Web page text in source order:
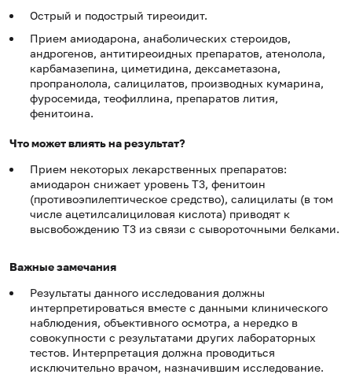
Острый и подострый тиреоидит.
Прием амиодарона, анаболических стероидов,
андрогенов, антитиреоидных препаратов, атенолола,
карбамазепина, циметидина, дексаметазона,
пропранолола, салицилатов, производных кумарина,
фуросемида, теофиллина, препаратов лития,
фенитоина.
Что может влиять на результат?
Прием некоторых лекарственных препаратов:
амиодарон снижает уровень Т3, фенитоин
(противоэпилептическое средство), салицилаты (в том
числе ацетилсалициловая кислота) приводят к
высвобождению Т3 из связи с сывороточными белками.
Важные замечания
Результаты данного исследования должны
интерпретироваться вместе с данными клинического
наблюдения, объективного осмотра, а нередко в
совокупности с результатами других лабораторных
тестов. Интерпретация должна проводиться
исключительно врачом, назначившим исследование.